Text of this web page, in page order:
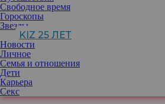
Свободное время
Гороскопы
Звезды
KIZ 25 ЛЕТ
Новости
Личное
Семья и отношения
Дети
Карьера
Секс
Порой тем, кто требует постоянной
ее не предлагает, оказывается близкий
прекратить общение может быть
выстроить границы.